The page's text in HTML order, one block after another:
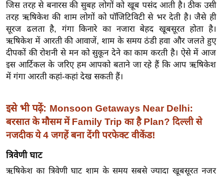
प
र
मि
सा
ल
मि
सा
ल
ख्सि
य
जिस तरह से बनारस की सुबह लोगों को खूब पसंद आती है। ठीक उसी
तरह ऋषिकेश की शाम लोगों को पॉजिटिविटी से भर देती है। जैसे ही
सूरज ढलता है, गंगा किनारे का नजारा बेहद खूबसूरत होता है।
ऋषिकेश में आरती की आवाजें, शाम के समय ठंडी हवा और जलते हुए
दीपकों की रोशनी से मन को सुकून देने का काम करती है। ऐसे में आज
इस आर्टिकल के जरिए हम आपको बताने जा रहे हैं कि आप ऋषिकेश
में गंगा आरती कहां-कहां देख सकती हैं।
इसे भी पढ़ें: Monsoon Getaways Near Delhi:
बरसात के मौसम में Family Trip का है Plan? दिल्ली से
नजदीक ये 4 जगहें बना देंगी परफेक्ट वीकेंड!
त्रिवेणी घाट
ऋषिकेश का त्रिवेणी घाट शाम के समय सबसे ज्यादा खूबसूरत नजर